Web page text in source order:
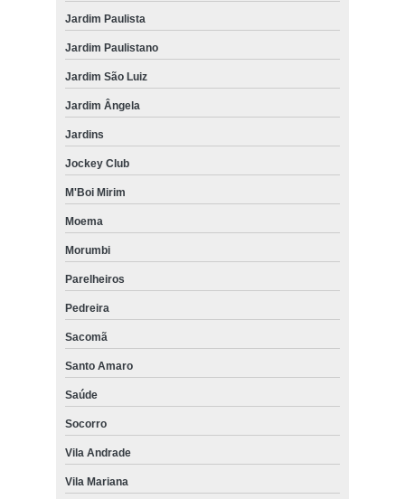
Jardim Paulista
Jardim Paulistano
Jardim São Luiz
Jardim Ângela
Jardins
Jockey Club
M'Boi Mirim
Moema
Morumbi
Parelheiros
Pedreira
Sacomã
Santo Amaro
Saúde
Socorro
Vila Andrade
Vila Mariana